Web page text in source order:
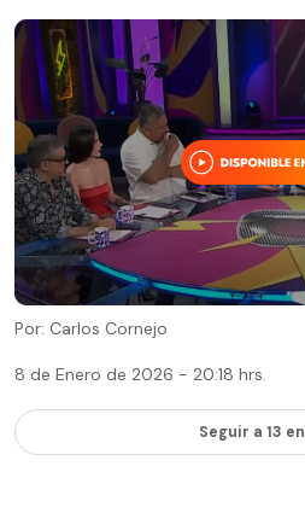
Por: Carlos Cornejo
8 de Enero de 2026 - 20:18 hrs.
Seguir a 13 en